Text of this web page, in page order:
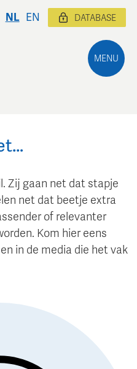
MENU
NL EN DATABASE
Zij gaan net dat stapje
net dat beetje extra
of relevanter
Kom hier eens
in de media die het vak